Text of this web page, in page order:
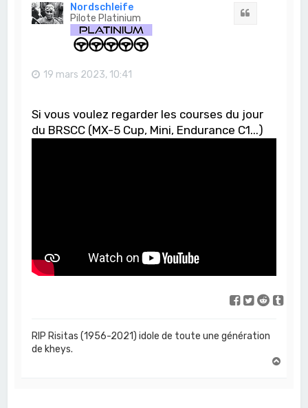
Nordschleife
Pilote Platinium
19 mars 2023, 10:41
Si vous voulez regarder les courses du jour
du BRSCC (MX-5 Cup, Mini, Endurance C1...)
RIP Risitas (1956-2021) idole de toute une génération
de kheys.